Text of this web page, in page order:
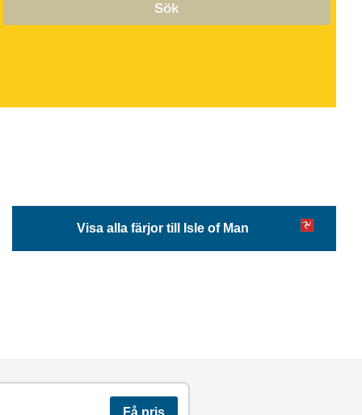
Sök
Visa alla färjor till Isle of Man
Få pris